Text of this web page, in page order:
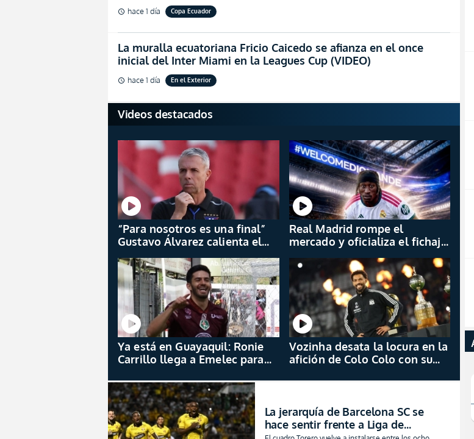
schedule hace 1 día Copa Ecuador
La muralla ecuatoriana Fricio Caicedo se afianza en el once
inicial del Inter Miami en la Leagues Cup (VIDEO)
schedule hace 1 día En el Exterior
Videos destacados
“Para nosotros es una final”
Gustavo Álvarez calienta el
un cometido claro
Real Madrid rompe el
mercado y oficializa el fichaje
Ya está en Guayaquil: Ronie
Carrillo llega a Emelec para
Vozinha desata la locura en la
afición de Colo Colo con su
Monumental
La jerarquía de Barcelona SC se
hace sentir frente a Liga de